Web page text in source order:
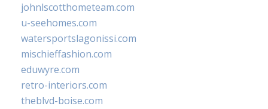
johnlscotthometeam.com
u-seehomes.com
watersportslagonissi.com
mischieffashion.com
eduwyre.com
retro-interiors.com
theblvd-boise.com